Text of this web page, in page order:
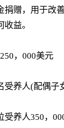
捐赠，用于改
益。
，000美元
养人(配偶子
养人350，